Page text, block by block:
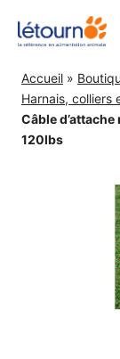
Accueil »
Harnais, colliers
Câble
120lbs